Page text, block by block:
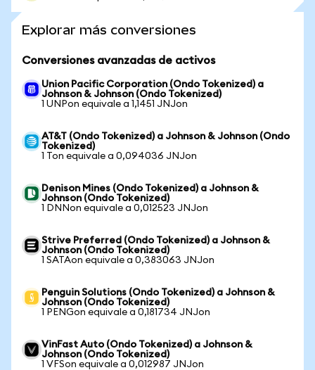
Explorar más conversiones
Conversiones avanzadas de activos
Union Pacific Corporation (Ondo Tokenized) a
Johnson & Johnson (Ondo Tokenized)
1 UNPon equivale a 1,1451 JNJon
AT&T (Ondo Tokenized) a Johnson & Johnson (Ondo
Tokenized)
1 Ton equivale a 0,094036 JNJon
Denison Mines (Ondo Tokenized) a Johnson &
Johnson (Ondo Tokenized)
1 DNNon equivale a 0,012523 JNJon
Strive Preferred (Ondo Tokenized) a Johnson &
Johnson (Ondo Tokenized)
1 SATAon equivale a 0,383063 JNJon
Penguin Solutions (Ondo Tokenized) a Johnson &
Johnson (Ondo Tokenized)
1 PENGon equivale a 0,181734 JNJon
VinFast Auto (Ondo Tokenized) a Johnson &
Johnson (Ondo Tokenized)
1 VFSon equivale a 0,012987 JNJon